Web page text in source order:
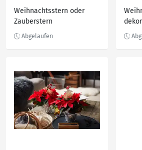
Weihnachtsstern oder
Zauberstern